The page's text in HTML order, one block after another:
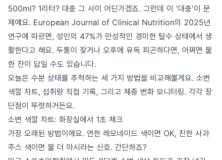
500ml? 1리터? 대충 그 사이 어딘가겠죠. 그런데 이 '대충'이 문
제예요. European Journal of Clinical Nutrition의 2025년
연구에 따르면, 성인의 47%가 만성적인 경미한 탈수 상태에서 생
활한다고 해요. 두통이 잦거나 오후에 유독 피곤하다면, 어쩌면 물
한 잔이 답일 수도 있습니다.
오늘은 수분 상태를 추적하는 세 가지 방법을 비교해볼게요. 소변
색깔 차트, 섭취량 직접 기록, 그리고 체중 변화 모니터링. 각각 장
단점이 뚜렷하거든요.
소변 색깔 차트: 화장실에서 1초 체크
가장 오래된 방법이에요. 연한 레모네이드 색이면 OK, 진한 사과
주스 색이면 물 더 마시라는 신호. 간단하죠?